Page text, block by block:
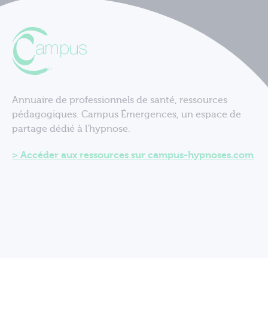
Annuaire de professionnels de santé, ressources
pédagogiques. Campus Émergences, un espace de
partage dédié à l'hypnose.
Accéder aux ressources sur campus-hypnoses.com